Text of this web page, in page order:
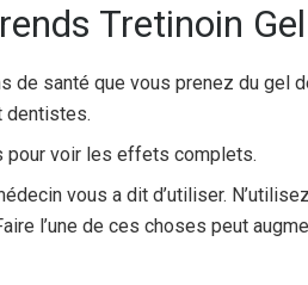
Tretinoin
de santé que vous prenez du gel
dentistes.
pour voir les effets complets.
vous a dit d’utiliser.
l’une de ces choses peut